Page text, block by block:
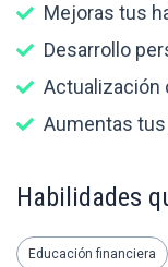
Mejoras tus
Desarrollo
Actualización
Aumentas
Habilidades
Educación financiera